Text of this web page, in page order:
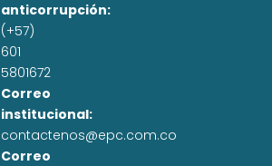
anticorrupción:
(+57)
601
5801672
Correo
institucional:
contactenos@epc.com.co
Correo